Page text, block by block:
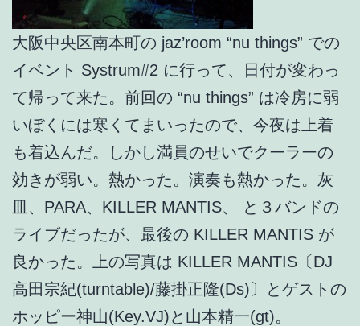
大阪中央区南本町の jaz’room “nu things” での
イベント Systrum#2 に行って、日付が変わっ
て帰って来た。前回の “nu things” は冷房に弱
いぼくには寒くてまいったので、今夜は上着
も着込んだ。しかし満員のせいでクーラーの
効きが弱い。熱かった。演奏も熱かった。灰
皿、PARA、KILLER MANTIS、 と３バンドの
ライブだったが、最後の KILLER MANTIS が
良かった。上の写真は KILLER MANTIS〔DJ
高田宗紀(turntable)/藤掛正隆(Ds)〕とゲストの
ホッピー神山(Key.VJ)と山本精一(gt)。